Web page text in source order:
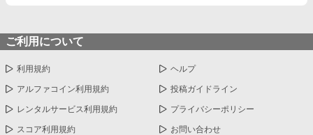
ご利用について
利用規約 ヘルプ
アルファコイン利用規約 投稿ガイドライン
レンタルサービス利用規約 プライバシーポリシー
スコア利用規約 お問い合わせ